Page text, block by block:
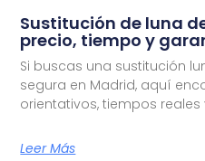
Sustitución de luna
precio, tiempo y
Si buscas una sustitución
segura en Madrid, aquí
orientativos, tiempos
Leer Más